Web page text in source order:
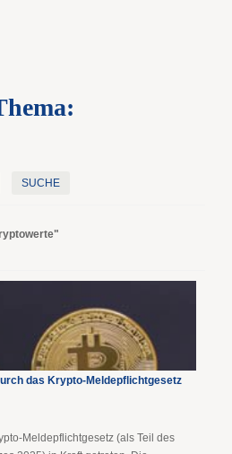
SUCHE
das Krypto-Meldepflichtgesetz
Meldepflichtgesetz (als Teil des